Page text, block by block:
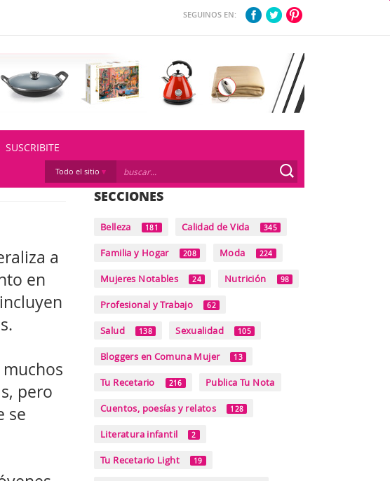
SEGUINOS EN:
SUSCRIBITE
Todo el sitio
a
en
pero
se
SECCIONES
Belleza 181 Calidad de Vida 345
Familia y Hogar 208 Moda 224
Mujeres Notables 24 Nutrición 98
Profesional y Trabajo 62
Salud 138 Sexualidad 105
Bloggers en Comuna Mujer 13
Tu Recetario 216 Publica Tu Nota
Cuentos, poesías y relatos 128
Literatura infantil 2
Tu Recetario Light 19